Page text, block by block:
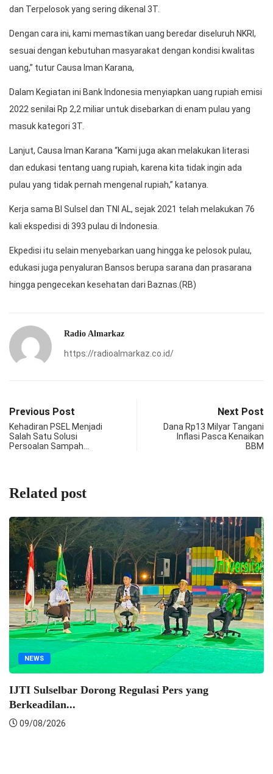
dan Terpelosok yang sering dikenal 3T.
Dengan cara ini, kami memastikan uang beredar diseluruh NKRI,
sesuai dengan kebutuhan masyarakat dengan kondisi kwalitas
uang,” tutur Causa Iman Karana,
Dalam Kegiatan ini Bank Indonesia menyiapkan uang rupiah emisi
2022 senilai Rp 2,2 miliar untuk disebarkan di enam pulau yang
masuk kategori 3T.
Lanjut, Causa Iman Karana “Kami juga akan melakukan literasi
dan edukasi tentang uang rupiah, karena kita tidak ingin ada
pulau yang tidak pernah mengenal rupiah,” katanya.
Kerja sama BI Sulsel dan TNI AL, sejak 2021 telah melakukan 76
kali ekspedisi di 393 pulau di Indonesia.
Ekpedisi itu selain menyebarkan uang hingga ke pelosok pulau,
edukasi juga penyaluran Bansos berupa sarana dan prasarana
hingga pengecekan kesehatan dari Baznas.(RB)
Radio Almarkaz
https://radioalmarkaz.co.id/
Previous Post
Kehadiran PSEL Menjadi
Salah Satu Solusi
Persoalan Sampah…
Next Post
Dana Rp13 Milyar Tangani
Inflasi Pasca Kenaikan
BBM
Related post
NEWS
IJTI Sulselbar Dorong Regulasi Pers yang
Berkeadilan...
09/08/2026